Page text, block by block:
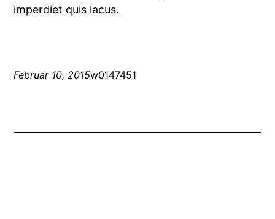
imperdiet quis lacus.
Februar 10, 2015w0147451